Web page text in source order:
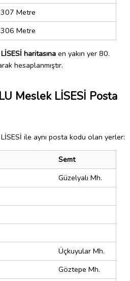
307 Metre
306 Metre
haritasına en yakın yer 80.
hesaplanmıştır.
Meslek LİSESİ Posta
ile aynı posta kodu olan yerler:
Semt
Güzelyalı Mh.
Üçkuyular Mh.
Göztepe Mh.